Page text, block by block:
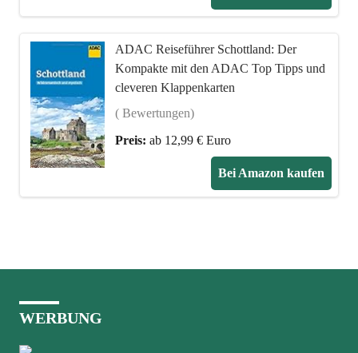
ADAC Reiseführer Schottland: Der
Kompakte mit den ADAC Top Tipps und
cleveren Klappenkarten
( Bewertungen)
Preis: ab 12,99 € Euro
Bei Amazon kaufen
WERBUNG